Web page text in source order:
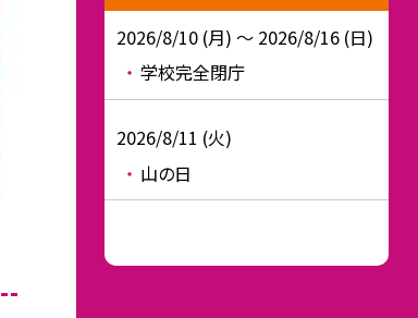
2026/8/10 (月) ～ 2026/8/16 (日)
学校完全閉庁
2026/8/11 (火)
山の日